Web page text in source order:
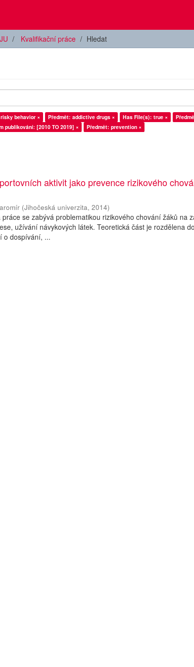
Kvalifikační práce Hledat
behavior × Předmět: addictive drugs × Has File(s): true ×
publikování: [2010 TO 2019] × Předmět: prevention ×
aktivit jako prevence rizikového
(Jihočeská univerzita,2014)
práce se zabývá problematikou rizikového chování žáků na
užívání návykových látek. Teoretická část je rozdělena
o dospívání, ...